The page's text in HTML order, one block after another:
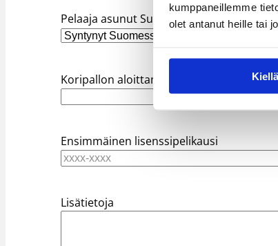
kumppaneillemme
olet antanut heille tai
Kiellä
Pelaaja asunut Suomessa
Koripallon aloittamisen paikka ja seura
Ensimmäinen lisenssipelikausi
Lisätietoja